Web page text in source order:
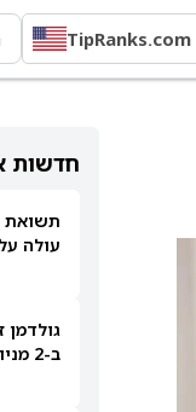
TipRanks.com
חדשות
עולה
ב-2 מניות זיכרון בתחום ה-AI